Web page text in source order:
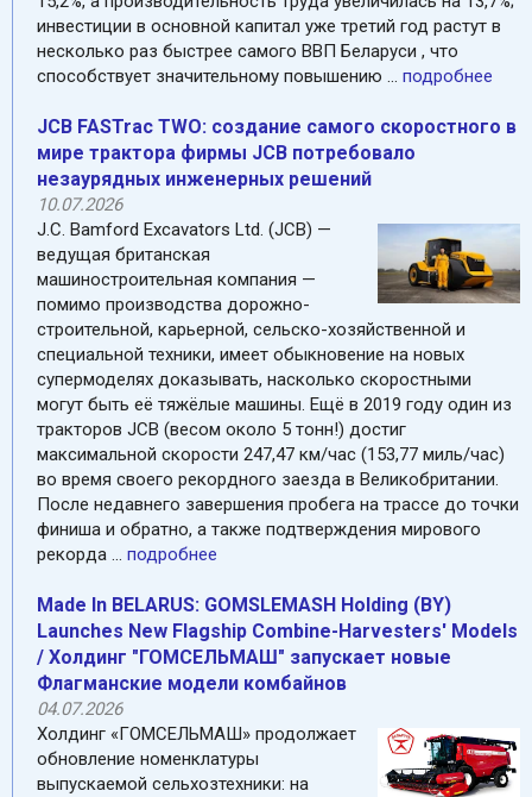
инвестиции в основной капитал уже третий год растут в
несколько раз быстрее самого ВВП Беларуси , что
способствует значительному повышению ... подробнее
JCB FASTrac TWO: cоздание самого скоростного в
мире трактора фирмы JCB потребовало
незаурядных инженерных решений
10.07.2026
J.C. Bamford Excavators Ltd. (JCB) —
ведущая британская
машиностроительная компания —
помимо производства дорожно-
строительной, карьерной, сельско-хозяйственной и
специальной техники, имеет обыкновение на новых
супермоделях доказывать, насколько скоростными
могут быть её тяжёлые машины. Ещё в 2019 году один из
тракторов JCB (весом около 5 тонн!) достиг
максимальной скорости 247,47 км/час (153,77 миль/час)
во время своего рекордного заезда в Великобритании.
После недавнего завершения пробега на трассе до точки
финиша и обратно, a также подтверждения мирового
рекорда ... подробнее
Made In BELARUS: GOMSLEMASH Holding (BY)
Launches New Flagship Combine-Harvesters' Models
/ Холдинг "ГОМСЕЛЬМАШ" запускает новые
Флагманские модели комбайнов
04.07.2026
Холдинг «ГОМСЕЛЬМАШ» продолжает
обновление номенклатуры
выпускаемой сельхозтехники: на